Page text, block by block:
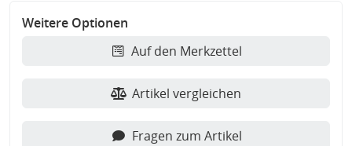
Weitere Optionen
Auf den Merkzettel
Artikel vergleichen
Fragen zum Artikel